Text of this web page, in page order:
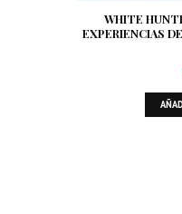
WHITE
EXPERIENCIAS